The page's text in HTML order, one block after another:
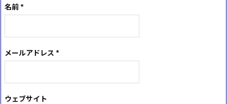
名前*
メールアドレス *
ウェブサイト